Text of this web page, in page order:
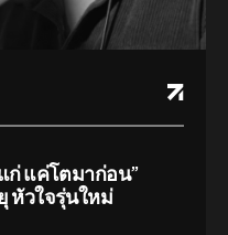
ก่ แค่โตมาก่อน”
หัวใจรุ่นใหม่